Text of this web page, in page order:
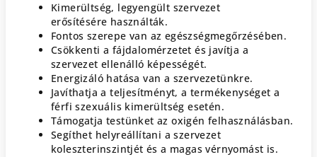
Kimerültség, legyengült szervezet
erősítésére használták.
Fontos szerepe van az egészségmegőrzésében.
Csökkenti a fájdalomérzetet és javítja a
szervezet ellenálló képességét.
Energizáló hatása van a szervezetünkre.
Javíthatja a teljesítményt, a termékenységet a
férfi szexuális kimerültség esetén.
Támogatja testünket az oxigén felhasználásban.
Segíthet helyreállítani a szervezet
koleszterinszintjét és a magas vérnyomást is.